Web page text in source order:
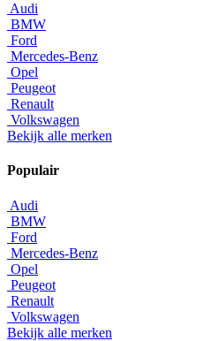
Audi
BMW
Ford
Mercedes-Benz
Opel
Peugeot
Renault
Volkswagen
Bekijk alle merken
Populair
Audi
BMW
Ford
Mercedes-Benz
Opel
Peugeot
Renault
Volkswagen
Bekijk alle merken